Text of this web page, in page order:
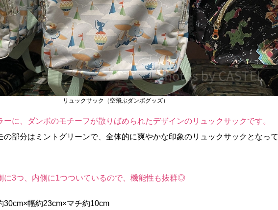
リュックサック（空飛ぶダンボグッズ）
ーに、ダンボのモチーフが散りばめられたデザインのリュックサックです。
の部分はミントグリーンで、全体的に爽やかな印象のリュックサックとなって
に3つ、内側に1つついているので、機能性も抜群◎
30cm×幅約23cm×マチ約10cm